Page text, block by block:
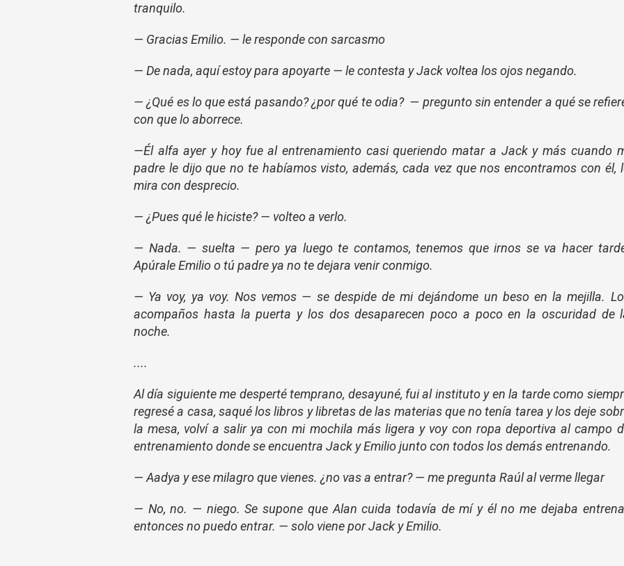
tranquilo.
— Gracias Emilio. — le responde con sarcasmo
— De nada, aquí estoy para apoyarte — le contesta y Jack voltea los ojos negando.
— ¿Qué es lo que está pasando? ¿por qué te odia? — pregunto sin entender a qué se
con que lo aborrece.
—Él alfa ayer y hoy fue al entrenamiento casi queriendo matar a Jack y más cuando
padre le dijo que no te habíamos visto, además, cada vez que nos encontramos con él,
mira con desprecio.
— ¿Pues qué le hiciste? — volteo a verlo.
— Nada. — suelta — pero ya luego te contamos, tenemos que irnos se va hacer
Apúrale Emilio o tú padre ya no te dejara venir conmigo.
— Ya voy, ya voy. Nos vemos — se despide de mi dejándome un beso en la mejilla.
acompaños hasta la puerta y los dos desaparecen poco a poco en la oscuridad de
noche.
....
Al día siguiente me desperté temprano, desayuné, fui al instituto y en la tarde como
regresé a casa, saqué los libros y libretas de las materias que no tenía tarea y los deje
la mesa, volví a salir ya con mi mochila más ligera y voy con ropa deportiva al campo
entrenamiento donde se encuentra Jack y Emilio junto con todos los demás entrenando.
— Aadya y ese milagro que vienes. ¿no vas a entrar? — me pregunta Raúl al verme llegar
— No, no. — niego. Se supone que Alan cuida todavía de mí y él no me dejaba
entonces no puedo entrar. — solo viene por Jack y Emilio.